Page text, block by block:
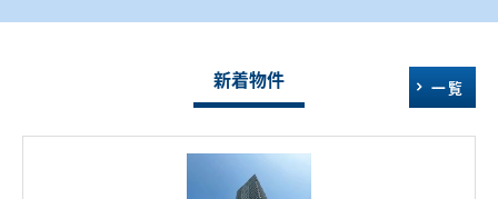
新着物件 一覧